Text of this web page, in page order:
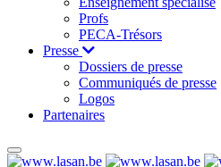
Profs
PECA-Trésors
Presse
Dossiers de presse
Communiqués de presse
Logos
Partenaires